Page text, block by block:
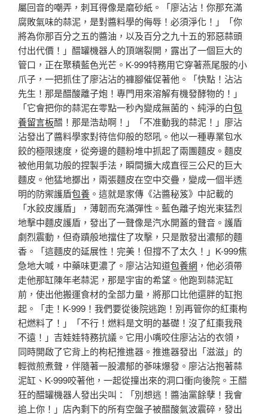
屬回音的嘲弄，刺耳得像是磨砂紙。「廖沾沾！你那充滿
腐敗氣味的蒜泥，是對醬料學的侮辱！必須淨化！」「你
將為你那百分之五的醬油，以及百分之九十五的邪惡蒜頭
付出代價！」醋罐機器人的頂端裂開，露出了一個巨大的
管口，正在聚積藍色光芒。K-999特務用它穿著燕尾服的小
爪子，一把抓住了廖沾沾的褲腳催促著他。「快點！沾沾
先生！那是醋酸離子炮！專門用來溶解有機發酵物的！」
「它會把你的蒜泥在零點一秒內變成無菌的、純淨的白包
養留言板醋！那是浩劫啊！」「不准動我的蒜泥！」廖沾
沾發出了醬料學家對待信仰般的怒吼。他以一種專業包水
餃的極限速度，從旁邊的麵粉堆中抓起了兩團麵皮。麵皮
被他用氣功般的捏製手法，瞬間擴大成直徑三公尺的巨大
麵皮。他猛地擲出，兩張麵皮在空中交疊，變成一個半透
明的防禦護盾包養 。這就是家傳《沾醬秘笈》中記載的
「水餃皮護盾」，薄韌而充滿彈性。藍色離子炮光束猛烈
地擊中麵皮護盾，發出了一聲像是汽水開蓋的聲音。護盾
劇烈震動，但奇蹟般地擋住了攻擊，只是散發出濃郁的麵
香。「這麵皮的延展性！完美！但撐不了太久！」K-999焦
急地大喊，中藥味更濃了。廖沾沾知道包養網 ，他必須帶
走他那缸陳年老蒜泥，那是宇宙的希望。他跑到蒜泥缸
前，使出他搬運食材的全部力量，將那口比他還胖的缸抱
起。「走！K-999！我們要從後院逃跑！別再管你的紅棗枸
杞燃料了！」「不行！燃料是文明的基礎！沒了紅棗我飛
不遠！」吉娃娃特務抗議。它用小嘴咬住廖沾沾的衣領，
同時開啟了它背上的枸杞推進器。推進器發出「滋滋」的
輕微煎煮聲，伴隨著一股濃郁的蔘味爆發。廖沾沾抱著蒜
泥缸、K-999咬著他，一起從撞出來的洞口衝向後院。王醋
狂的醋罐機器人發出尖叫：「別想逃！醬油黨餘孽！我會
追上你！」店內剩下的所有空盤子被醋酸氣波震碎，發出